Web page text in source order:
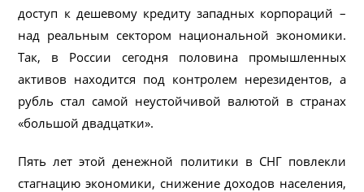
доступ к дешевому кредиту западных корпораций –
над реальным сектором национальной экономики.
Так, в России сегодня половина промышленных
активов находится под контролем нерезидентов, а
рубль стал самой неустойчивой валютой в странах
«большой двадцатки».
Пять лет этой денежной политики в СНГ повлекли
стагнацию экономики, снижение доходов населения,